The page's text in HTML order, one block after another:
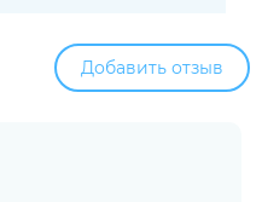
Добавить отзыв